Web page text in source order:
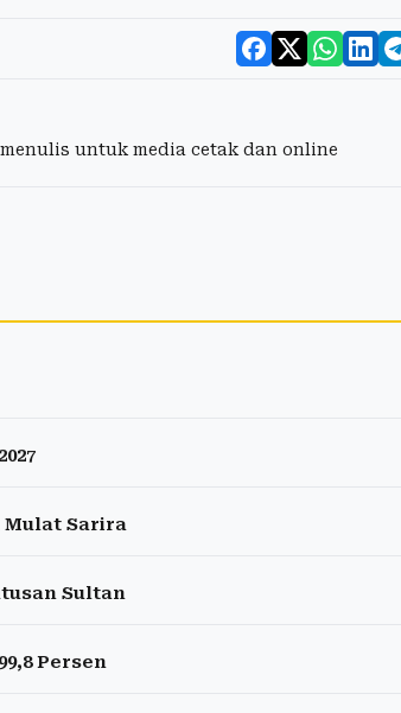
untuk media cetak dan online
Mulat Sarira
Sultan
Persen